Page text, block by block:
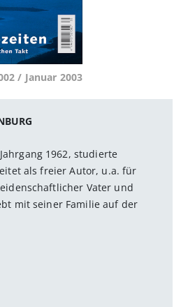
/ Januar 2003
1962, studierte
als freier Autor, u.a. für
Vater und
mit seiner Familie auf der